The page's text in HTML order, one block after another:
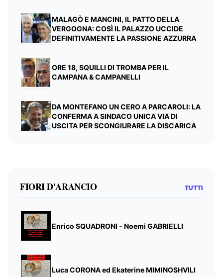
MALAGÒ E MANCINI, IL PATTO DELLA
VERGOGNA: COSÌ IL PALAZZO UCCIDE
DEFINITIVAMENTE LA PASSIONE AZZURRA
ORE 18, SQUILLI DI TROMBA PER IL
CAMPANA & CAMPANELLI
DA MONTEFANO UN CERO A PARCAROLI: LA
CONFERMA A SINDACO UNICA VIA DI
USCITA PER SCONGIURARE LA DISCARICA
FIORI D'ARANCIO TUTTI
Enrico SQUADRONI - Noemi GABRIELLI
Luca CORONA ed Ekaterine MIMINOSHVILI